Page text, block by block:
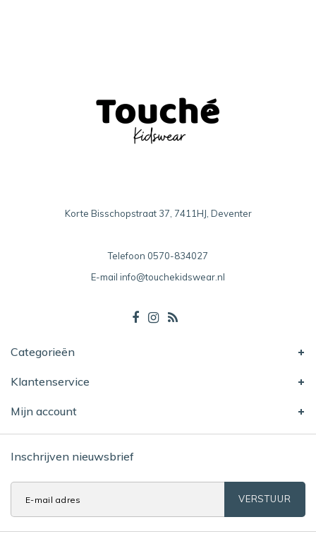
Korte Bisschopstraat 37, 7411HJ, Deventer
Telefoon 0570-834027
E-mail info@touchekidswear.nl
Categorieën
Klantenservice
Mijn account
Inschrijven nieuwsbrief
VERSTUUR